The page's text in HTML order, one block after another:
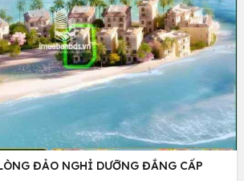
ĐẢO NGHỈ DƯỠNG ĐẲNG CẤP